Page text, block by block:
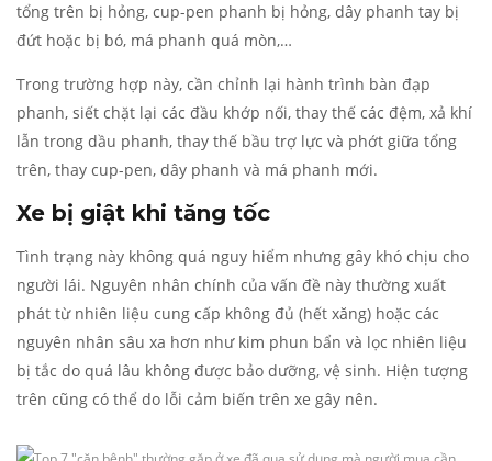
tổng trên bị hỏng, cup-pen phanh bị hỏng, dây phanh tay bị
đứt hoặc bị bó, má phanh quá mòn,…
Trong trường hợp này, cần chỉnh lại hành trình bàn đạp
phanh, siết chặt lại các đầu khớp nối, thay thế các đệm, xả khí
lẫn trong dầu phanh, thay thế bầu trợ lực và phớt giữa tổng
trên, thay cup-pen, dây phanh và má phanh mới.
Xe bị giật khi tăng tốc
Tình trạng này không quá nguy hiểm nhưng gây khó chịu cho
người lái. Nguyên nhân chính của vấn đề này thường xuất
phát từ nhiên liệu cung cấp không đủ (hết xăng) hoặc các
nguyên nhân sâu xa hơn như kim phun bẩn và lọc nhiên liệu
bị tắc do quá lâu không được bảo dưỡng, vệ sinh. Hiện tượng
trên cũng có thể do lỗi cảm biến trên xe gây nên.